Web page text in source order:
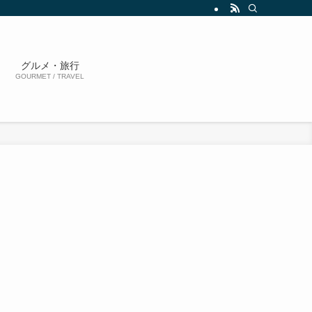
グルメ・旅行
GOURMET / TRAVEL